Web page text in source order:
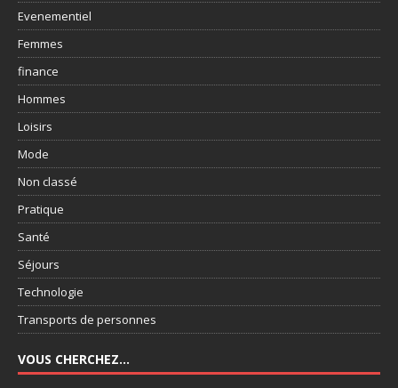
Evenementiel
Femmes
finance
Hommes
Loisirs
Mode
Non classé
Pratique
Santé
Séjours
Technologie
Transports de personnes
VOUS CHERCHEZ…